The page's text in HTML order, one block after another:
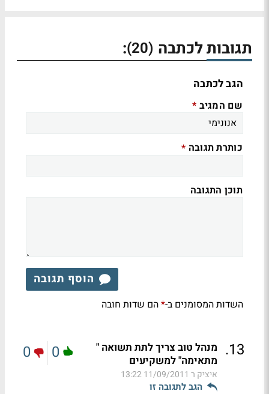
תגובות לכתבה (20)
:
הגב לכתבה
שם המגיב *
כותרת תגובה *
תוכן התגובה
הוסף תגובה
השדות המסומנים ב-*הם שדות חובה
13
. מנהל טוב צריך לתת תשואה "
מתאימה" למשקיעים
איציק ר 11/09/2011 13:22
הגב לתגובה זו
0
0